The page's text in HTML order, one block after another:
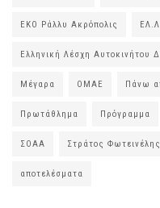
ΕΚΟ Ράλλυ Ακρόπολις
Ελληνική Λέσχη Αυτοκινήτου
Μέγαρα ΟΜΑΕ Πάνω
Πρωτάθλημα Πρόγραμμα
ΣΟΑΑ Στράτος Φωτεινέλης
αποτελέσματα